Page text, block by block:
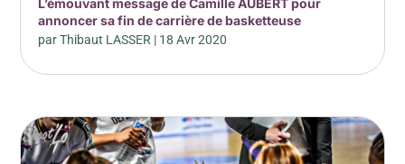
L’émouvant message de Camille AUBERT pour
annoncer sa fin de carrière de basketteuse
parThibaut LASSER | 18 Avr 2020